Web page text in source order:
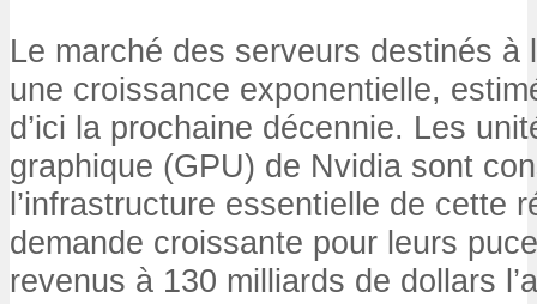
Le marché des serveurs destinés à
une croissance exponentielle,
d’ici la prochaine décennie. Les
graphique (GPU) de Nvidia sont
l’infrastructure essentielle de cette
demande croissante pour leurs
revenus à 130 milliards de dollars